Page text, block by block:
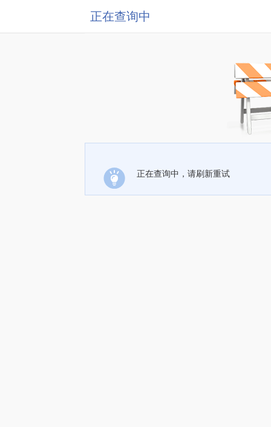
正在查询中
正在查询中，请刷新重试